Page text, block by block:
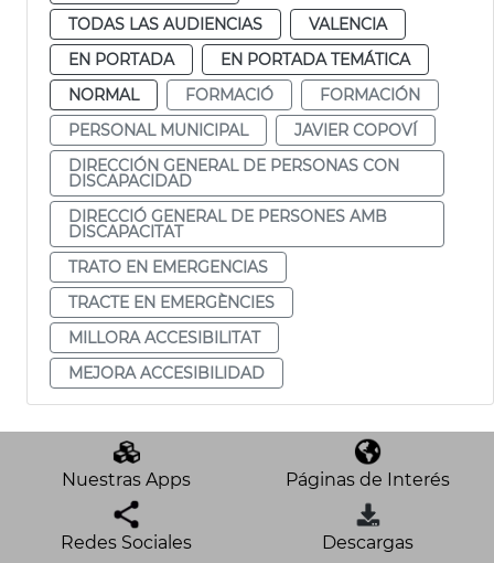
TODAS LAS AUDIENCIAS
VALENCIA
EN PORTADA
EN PORTADA TEMÁTICA
NORMAL
FORMACIÓ
FORMACIÓN
PERSONAL MUNICIPAL
JAVIER COPOVÍ
DIRECCIÓN GENERAL DE PERSONAS CON
DISCAPACIDAD
DIRECCIÓ GENERAL DE PERSONES AMB
DISCAPACITAT
TRATO EN EMERGENCIAS
TRACTE EN EMERGÈNCIES
MILLORA ACCESIBILITAT
MEJORA ACCESIBILIDAD
Nuestras Apps Páginas de Interés
Redes Sociales Descargas